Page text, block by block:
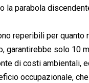
la parabola
reperibili per quanto
garantirebbe solo 10
di costi ambientali,
occupazionale,